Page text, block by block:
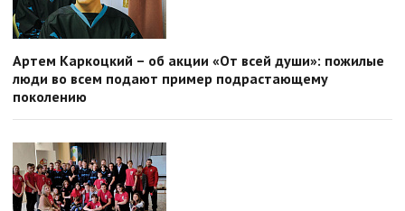
Артем Каркоцкий – об акции «От всей души»: пожилые
люди во всем подают пример подрастающему
поколению